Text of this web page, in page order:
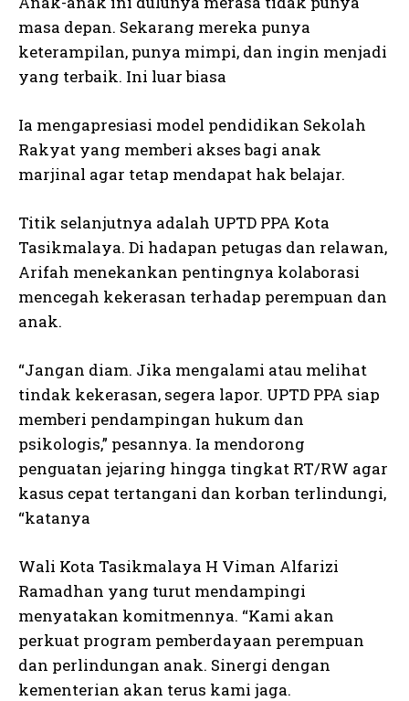
masa depan. Sekarang mereka punya
keterampilan, punya mimpi, dan ingin menjadi
yang terbaik. Ini luar biasa
Ia mengapresiasi model pendidikan Sekolah
Rakyat yang memberi akses bagi anak
marjinal agar tetap mendapat hak belajar.
Titik selanjutnya adalah UPTD PPA Kota
Tasikmalaya. Di hadapan petugas dan relawan,
Arifah menekankan pentingnya kolaborasi
mencegah kekerasan terhadap perempuan dan
anak.
“Jangan diam. Jika mengalami atau melihat
tindak kekerasan, segera lapor. UPTD PPA siap
memberi pendampingan hukum dan
psikologis,” pesannya. Ia mendorong
penguatan jejaring hingga tingkat RT/RW agar
kasus cepat tertangani dan korban terlindungi,
“katanya
Wali Kota Tasikmalaya H Viman Alfarizi
Ramadhan yang turut mendampingi
menyatakan komitmennya. “Kami akan
perkuat program pemberdayaan perempuan
dan perlindungan anak. Sinergi dengan
kementerian akan terus kami jaga.